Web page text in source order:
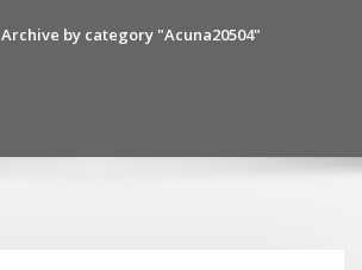
Archive by category "Acuna20504"